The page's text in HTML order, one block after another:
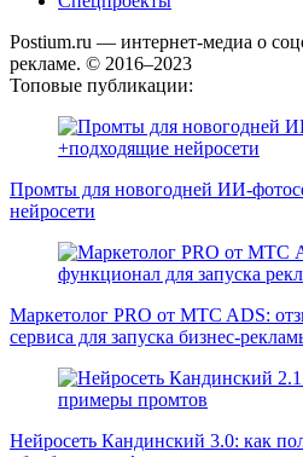
Postium.ru — интернет-медиа о
рекламе. © 2016–2023
Топовые публикации:
Промты для новогодней ИИ-
нейросети
Маркетолог PRO от MTC ADS:
сервиса для запуска бизнес-
Нейросеть Кандинский 3.0: как